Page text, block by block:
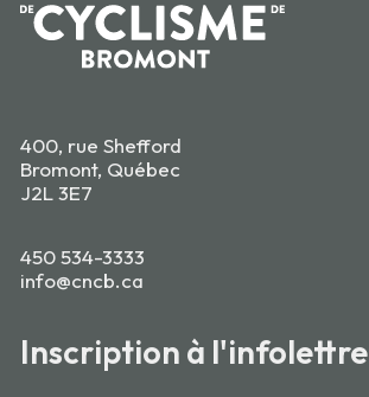
400, rue Shefford
Bromont, Québec
J2L 3E7
450 534-3333
info@cncb.ca
Inscription à l'infolettre